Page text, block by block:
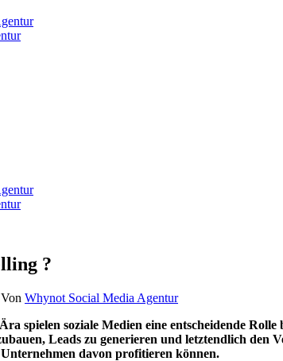
?
Whynot Social Media Agentur
spielen soziale Medien eine entscheidende
Leads zu generieren und letztendlich
davon profitieren können.